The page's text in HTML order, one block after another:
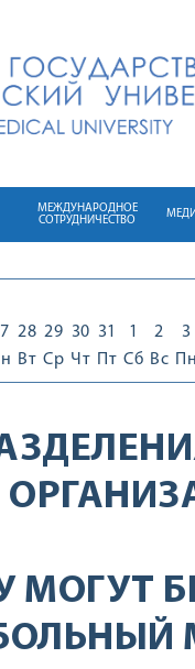
МЕЖДУНАРОДНОЕ
СОТРУДНИЧЕСТВО
28
Вт
29
Ср
30
Чт
31
Пт
1
Сб
2
Вс
3
МОГУТ